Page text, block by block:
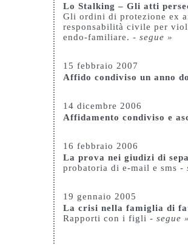
Lo Stalking – Gli atti
Gli ordini di protezione ex
responsabilità civile per
endo-familiare. - segue »
15 febbraio 2007
Affido condiviso un anno
14 dicembre 2006
Affidamento condiviso e
16 febbraio 2006
La prova nei giudizi di
probatoria di e-mail e sms -
19 gennaio 2005
La crisi nella famiglia di
Rapporti con i figli - segue